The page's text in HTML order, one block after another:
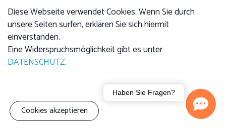
Die gespeicherten Daten werden nur zu statistischen
Zwecken ausgewertet. Eine Weitergabe an Dritte findet
nicht statt.
Darüber hinaus wird vorläufig aus technischen Gründen
Auswertung findet nicht statt.
Beim Aufruf einzelner Seiten werden so genannte
temporäre Cookies verwendet, um die Navigation zu
Diese Webseite verwendet Cookies. Wenn Sie durch
unsere Seiten surfen, erklären Sie sich hiermit
einverstanden.
Eine Widerspruchsmöglichkeit gibt es unter
DATENSCHUTZ.
Cookies akzeptieren
Haben Sie Fragen?